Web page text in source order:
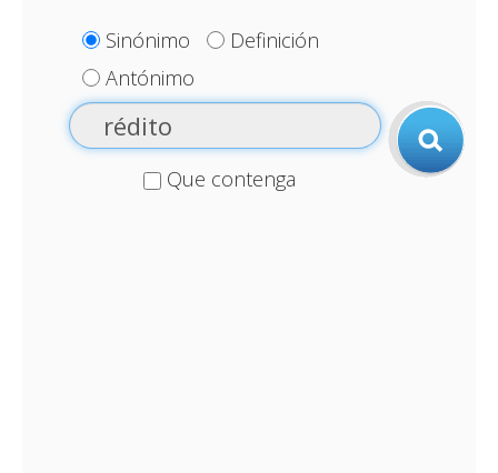
Sinónimo
Definición
Antónimo
Que contenga